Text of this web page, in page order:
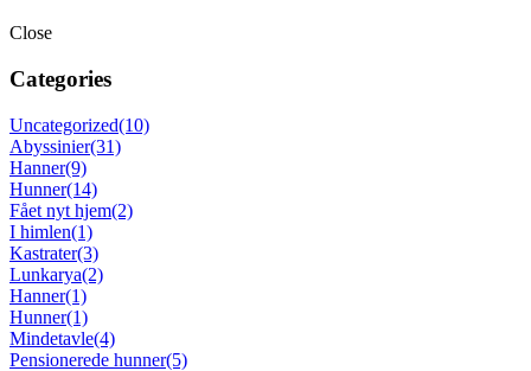
Close
Categories
Uncategorized(10)
Abyssinier(31)
Hanner(9)
Hunner(14)
Fået nyt hjem(2)
I himlen(1)
Kastrater(3)
Lunkarya(2)
Hanner(1)
Hunner(1)
Mindetavle(4)
Pensionerede hunner(5)